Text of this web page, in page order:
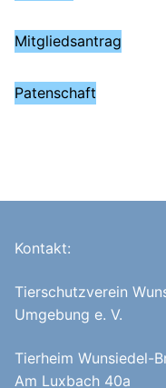
Mitgliedsantrag
Patenschaft
Kontakt:
Tierschutzverein
Umgebung e. V.
Tierheim Wunsiedel-
Am Luxbach 40a